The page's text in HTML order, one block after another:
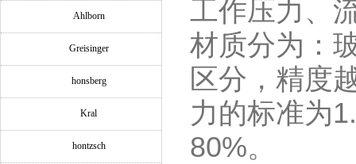
Ahlborn
Greisinger
honsberg
Kral
hontzsch
工作压力、
材质分为：
区分，精度
力的标准为
80%。